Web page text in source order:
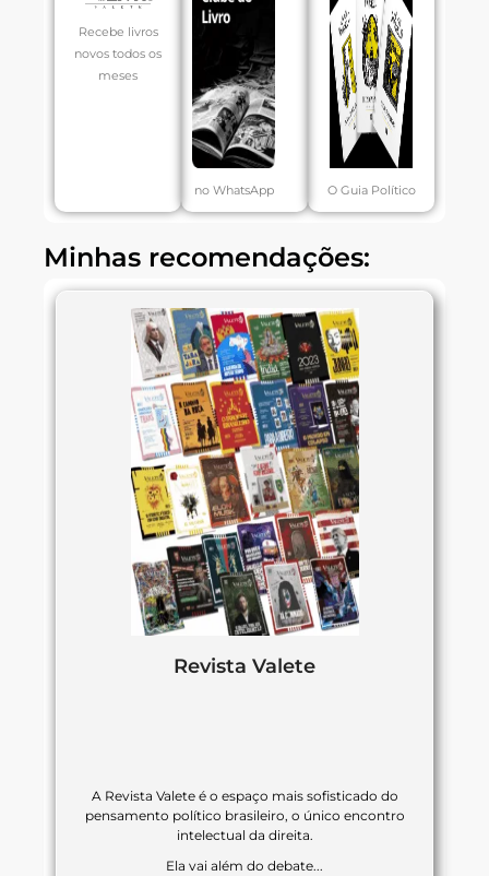
Recebe livros
novos todos os
meses
no WhatsApp O Guia Político
Minhas recomendações:
Revista Valete
A Revista Valete é o espaço mais sofisticado do
pensamento político brasileiro, o único encontro
intelectual da direita.
Ela vai além do debate...